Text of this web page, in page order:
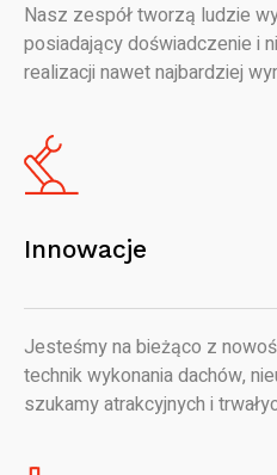
Nasz zespół tworzą ludzie
posiadający doświadczenie i
realizacji nawet najbardziej
Innowacje
Jesteśmy na bieżąco z
technik wykonania dachów,
szukamy atrakcyjnych i